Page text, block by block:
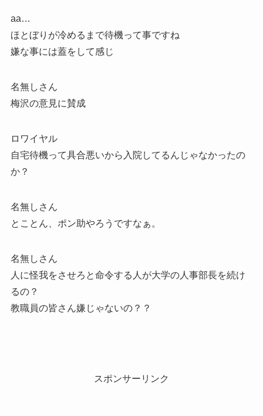
aa…
ほとぼりが冷めるまで待機って事ですね
嫌な事には蓋をして感じ
名無しさん
梅沢の意見に賛成
ロワイヤル
自宅待機って具合悪いから入院してるんじゃなかったの
か？
名無しさん
とことん、ポン助やろうですなぁ。
名無しさん
人に怪我をさせろと命令する人が大学の人事部長を続け
るの？
教職員の皆さん嫌じゃないの？？
スポンサーリンク